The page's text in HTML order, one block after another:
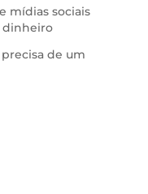
mídias sociais
dinheiro
de um